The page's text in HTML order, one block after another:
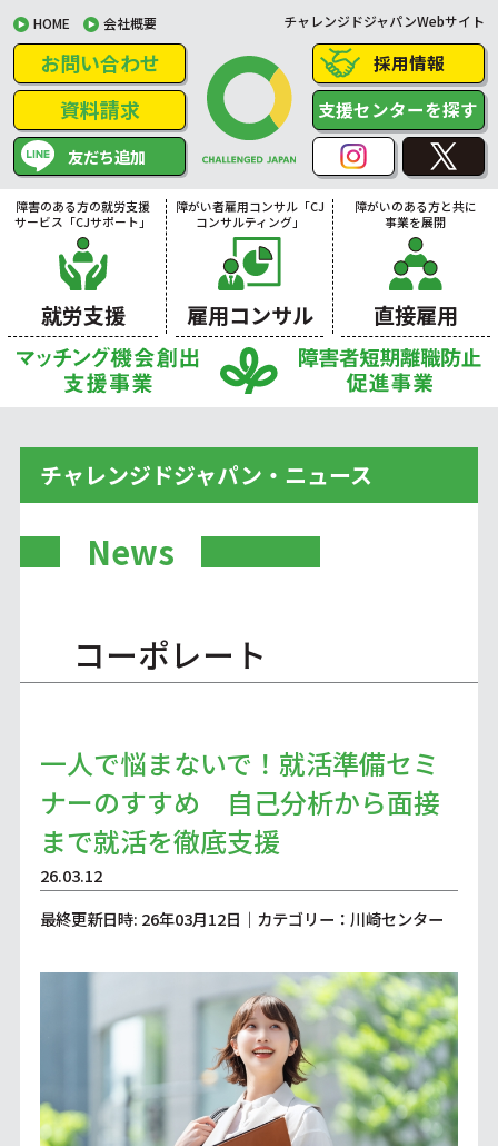
HOME 会社概要 チャレンジドジャパンWebサイト
お問い合わせ
資料請求
友だち追加
採用情報
支援センターを探す
障害のある方の就労支援
サービス「CJサポート」
就労支援
障がい者雇用コンサル「CJ
コンサルティング」
雇用コンサル
障がいのある方と共に
事業を展開
直接雇用
チャレンジドジャパン・ニュース
News
コーポレート
一人で悩まないで！就活準備セミ
ナーのすすめ 自己分析から面接
まで就活を徹底支援
26.03.12
最終更新日時: 26年03月12日｜カテゴリー：川崎センター